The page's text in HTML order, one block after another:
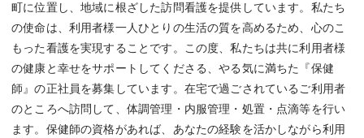
町に位置し、地域に根ざした訪問看護を提供しています。私たち
の使命は、利用者様一人ひとりの生活の質を高めるため、心のこ
もった看護を実現することです。この度、私たちは共に利用者様
の健康と幸せをサポートしてくださる、やる気に満ちた『保健
師』の正社員を募集しています。在宅で過ごされているご利用者
のところへ訪問して、体調管理・内服管理・処置・点滴等を行い
ます。保健師の資格があれば、あなたの経験を活かしながら利用